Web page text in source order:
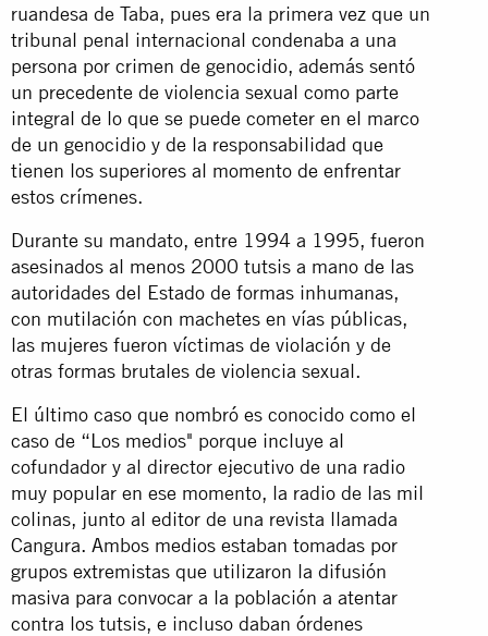
ruandesa de Taba, pues era la primera vez que un
tribunal penal internacional condenaba a una
persona por crimen de genocidio, además sentó
un precedente de violencia sexual como parte
integral de lo que se puede cometer en el marco
de un genocidio y de la responsabilidad que
tienen los superiores al momento de enfrentar
estos crímenes.
Durante su mandato, entre 1994 a 1995, fueron
asesinados al menos 2000 tutsis a mano de las
autoridades del Estado de formas inhumanas,
con mutilación con machetes en vías públicas,
las mujeres fueron víctimas de violación y de
otras formas brutales de violencia sexual.
El último caso que nombró es conocido como el
caso de “Los medios" porque incluye al
cofundador y al director ejecutivo de una radio
muy popular en ese momento, la radio de las mil
colinas, junto al editor de una revista llamada
Cangura. Ambos medios estaban tomadas por
grupos extremistas que utilizaron la difusión
masiva para convocar a la población a atentar
contra los tutsis, e incluso daban órdenes